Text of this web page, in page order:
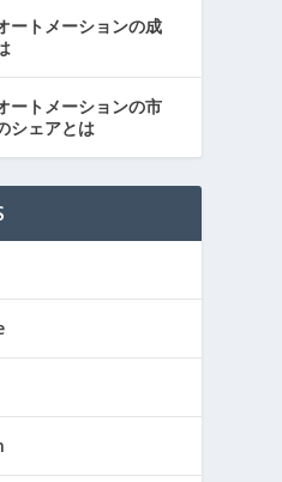
ートメーションの成
ートメーションの市
シェアとは